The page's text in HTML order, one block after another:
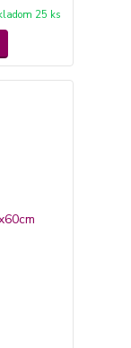
25 ks